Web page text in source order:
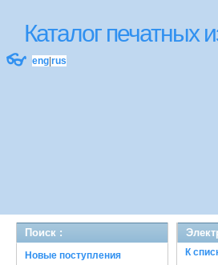
Каталог
👓 eng rus
Поиск :
Новые поступления
К